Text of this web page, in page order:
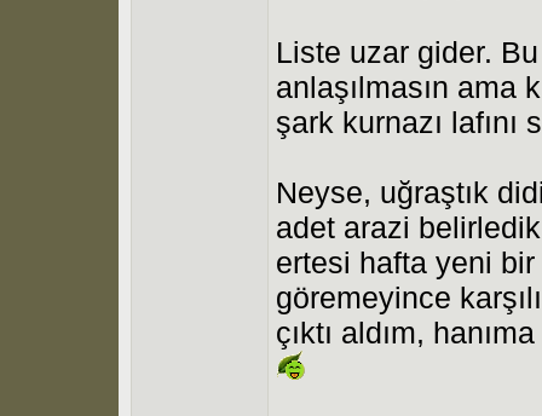
Liste uzar gider.
anlaşılmasın ama
şark kurnazı
Neyse, uğraştık
adet arazi
ertesi hafta yeni
göremeyince
çıktı aldım,